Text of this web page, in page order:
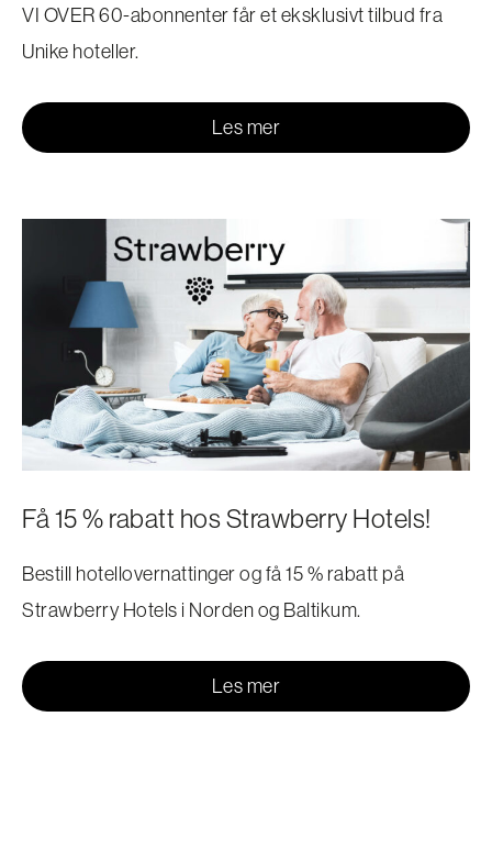
VI OVER 60-abonnenter får et eksklusivt tilbud fra
Unike hoteller.
Les mer
Få 15 % rabatt hos Strawberry Hotels!
Bestill hotellovernattinger og få 15 % rabatt på
Strawberry Hotels i Norden og Baltikum.
Les mer